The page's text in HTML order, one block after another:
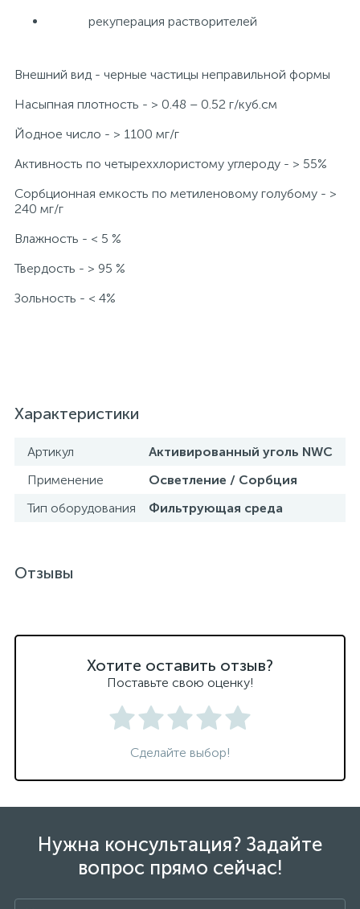
рекуперация растворителей
Внешний вид - черные частицы неправильной формы
Насыпная плотность - > 0.48 – 0.52 г/куб.см
Йодное число - > 1100 мг/г
Активность по четыреххлористому углероду - > 55%
Сорбционная емкость по метиленовому голубому - >
240 мг/г
Влажность - < 5 %
Твердость - > 95 %
Зольность - < 4%
Характеристики
Артикул
Активированный уголь NWC
Применение
Осветление / Сорбция
Тип оборудования
Фильтрующая среда
Отзывы
Хотите оставить отзыв?
Поставьте свою оценку!
Сделайте выбор!
Нужна консультация? Задайте
вопрос прямо сейчас!